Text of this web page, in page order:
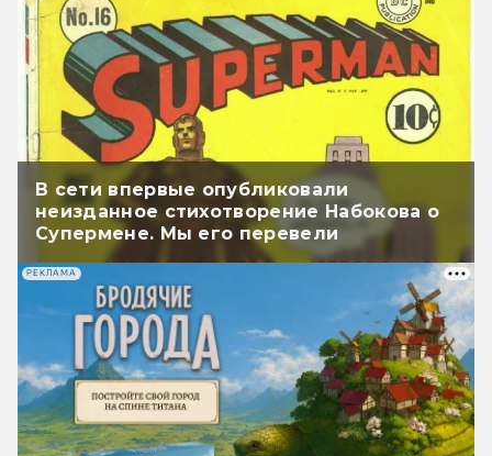
В сети впервые опубликовали
неизданное стихотворение Набокова о
Супермене. Мы его перевели
РЕКЛАМА